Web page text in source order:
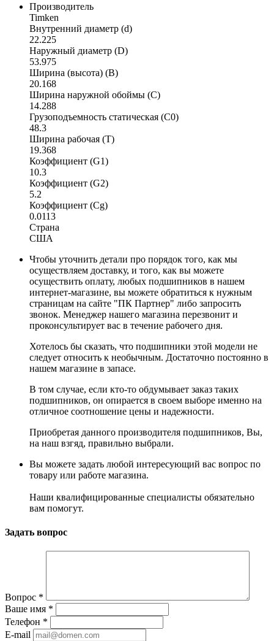
Производитель
Timken
Внутренний диаметр (d)
22.225
Наружный диаметр (D)
53.975
Ширина (высота) (B)
20.168
Ширина наружной обоймы (C)
14.288
Грузоподъемность статическая (C0)
48.3
Ширина рабочая (T)
19.368
Коэффициент (G1)
10.3
Коэффициент (G2)
5.2
Коэффициент (Cg)
0.0113
Страна
США
Чтобы уточнить детали про порядок того, как мы
осуществляем доставку, и того, как вы можете
осуществить оплату, любых подшипников в нашем
интернет-магазине, вы можете обратиться к нужным
страницам на сайте "ПК Партнер" либо запросить
звонок. Менеджер нашего магазина перезвонит и
проконсультирует вас в течение рабочего дня.
Хотелось бы сказать, что подшипники этой модели не
следует относить к необычным. Достаточно постоянно в
нашем магазине в запасе.
В том случае, если кто-то обдумывает заказ таких
подшипников, он опирается в своем выборе именно на
отличное соотношение цены и надежности.
Приобретая данного производителя подшипников, Вы,
на наш взгяд, правильно выбрали.
Вы можете задать любой интересующий вас вопрос по
товару или работе магазина.
Наши квалифицированные специалисты обязательно
вам помогут.
Задать вопрос
Вопрос *
Ваше имя *
Телефон *
E-mail